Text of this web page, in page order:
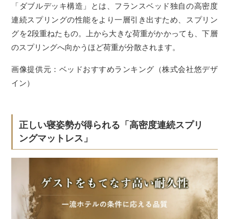
「ダブルデッキ構造」とは、フランスベッド独自の高密度
連続スプリングの性能をより一層引き出すため、スプリン
グを2段重ねたもの。上から大きな荷重がかかっても、下層
のスプリングへ向かうほど荷重が分散されます。
画像提供元：ベッドおすすめランキング（株式会社悠デザ
イン）
正しい寝姿勢が得られる「高密度連続スプリ
ングマットレス」